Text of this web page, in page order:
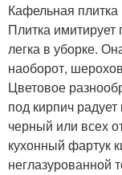
Кафельная плитка
Плитка имитирует
легка в уборке.
наоборот,
Цветовое
под кирпич
черный или всех
кухонный фартук
неглазурованной